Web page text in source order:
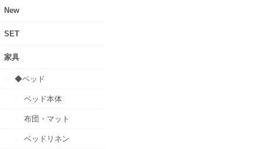
New
SET
家具
◆ベッド
ベッド本体
布団・マット
ベッドリネン